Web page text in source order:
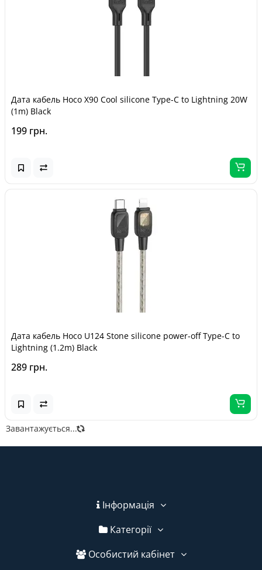
Дата кабель Hoco X90 Cool silicone Type-C to Lightning 20W
(1m) Black
199 грн.
Дата кабель Hoco U124 Stone silicone power-off Type-C to
Lightning (1.2m) Black
289 грн.
Завантажується...
Інформація
Категорії
Особистий кабінет